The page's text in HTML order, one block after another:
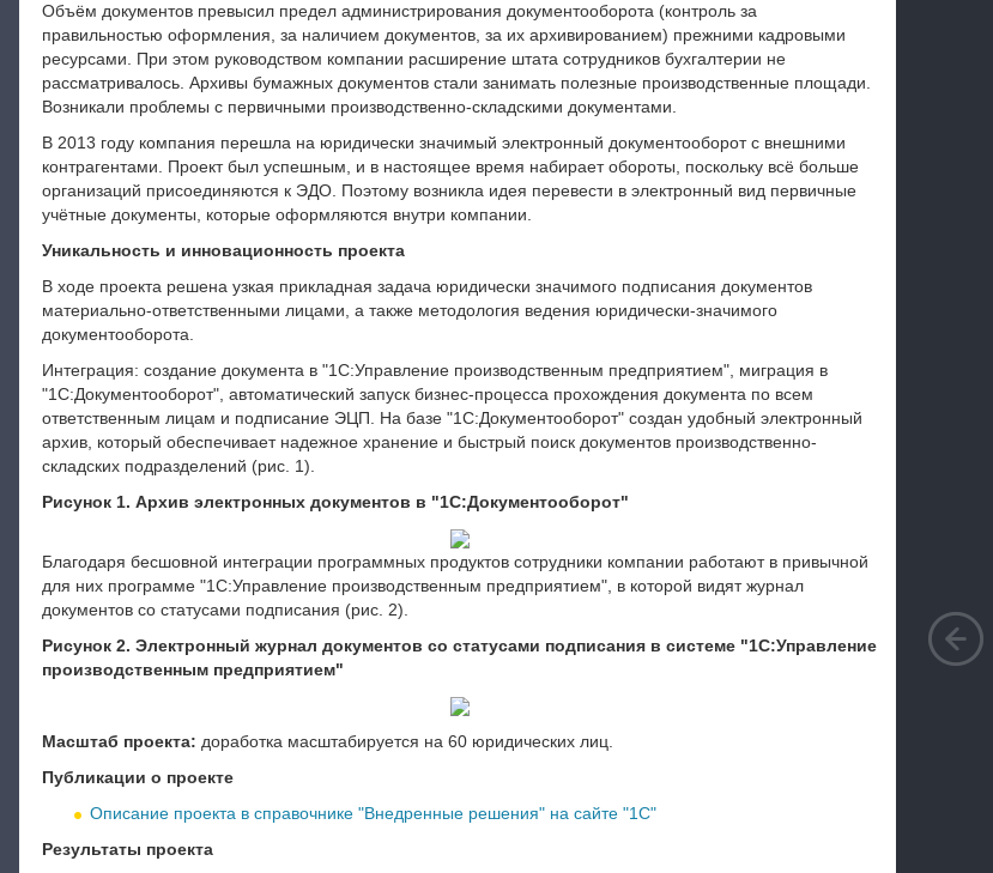
Объём документов превысил предел администрирования документооборота (контроль за
правильностью оформления, за наличием документов, за их архивированием) прежними кадровыми
ресурсами. При этом руководством компании расширение штата сотрудников бухгалтерии не
рассматривалось. Архивы бумажных документов стали занимать полезные производственные площади.
Возникали проблемы с первичными производственно-складскими документами.
В 2013 году компания перешла на юридически значимый электронный документооборот с внешними
контрагентами. Проект был успешным, и в настоящее время набирает обороты, поскольку всё больше
организаций присоединяются к ЭДО. Поэтому возникла идея перевести в электронный вид первичные
учётные документы, которые оформляются внутри компании.
Уникальность и инновационность проекта
В ходе проекта решена узкая прикладная задача юридически значимого подписания документов
материально-ответственными лицами, а также методология ведения юридически-значимого
документооборота.
Интеграция: создание документа в "1С:Управление производственным предприятием", миграция в
"1С:Документооборот", автоматический запуск бизнес-процесса прохождения документа по всем
ответственным лицам и подписание ЭЦП. На базе "1С:Документооборот" создан удобный электронный
архив, который обеспечивает надежное хранение и быстрый поиск документов производственно-
складских подразделений (рис. 1).
Рисунок 1. Архив электронных документов в "1С:Документооборот"
Благодаря бесшовной интеграции программных продуктов сотрудники компании работают в привычной
для них программе "1С:Управление производственным предприятием", в которой видят журнал
документов со статусами подписания (рис. 2).
Рисунок 2. Электронный журнал документов со статусами подписания в системе "1С:Управление
производственным предприятием"
Масштаб проекта: доработка масштабируется на 60 юридических лиц.
Публикации о проекте
Описание проекта в справочнике "Внедренные решения" на сайте "1С"
Результаты проекта